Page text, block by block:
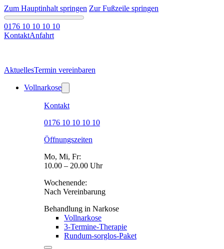
Zum Hauptinhalt springen Zur Fußzeile springen
0176 10 10 10 10
KontaktAnfahrt
AktuellesTermin vereinbaren
Vollnarkose
Kontakt
0176 10 10 10 10
Öffnungszeiten
Mo, Mi, Fr:
10.00 – 20.00 Uhr
Wochenende:
Nach Vereinbarung
Behandlung in Narkose
Vollnarkose
3-Termine-Therapie
Rundum-sorglos-Paket